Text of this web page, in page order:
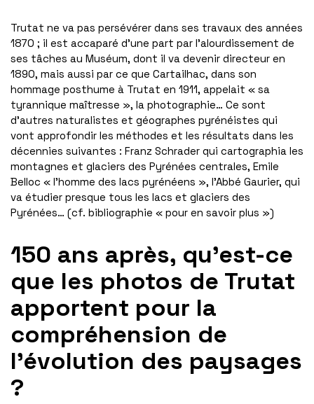
Trutat ne va pas persévérer dans ses travaux des années
1870 ; il est accaparé d’une part par l’alourdissement de
ses tâches au Muséum, dont il va devenir directeur en
1890, mais aussi par ce que Cartailhac, dans son
hommage posthume à Trutat en 1911, appelait « sa
tyrannique maîtresse », la photographie… Ce sont
d’autres naturalistes et géographes pyrénéistes qui
vont approfondir les méthodes et les résultats dans les
décennies suivantes : Franz Schrader qui cartographia les
montagnes et glaciers des Pyrénées centrales, Emile
Belloc « l’homme des lacs pyrénéens », l’Abbé Gaurier, qui
va étudier presque tous les lacs et glaciers des
Pyrénées… (cf. bibliographie « pour en savoir plus »)
150 ans après, qu’est-ce
que les photos de Trutat
apportent pour la
compréhension de
l’évolution des paysages
?